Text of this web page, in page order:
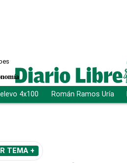
4x100 Román Ramos Uría
TEMA +